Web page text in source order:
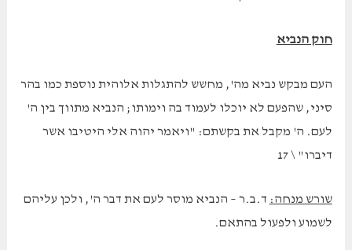
חוק הנביא
העם מבקש נביא מה', מחשש להתגלות אלוהית נוספת כמו בהר
סיני, שהפעם לא יוכלו לעמוד בה וימותו; הנביא מתווך בין ה'
לעם. ה' מקבל את בקשתם: "ויאמר יהוה אלי היטיבו אשר
דיברו" \ 17
שורש מנחה: ד.ב.ר – הנביא מוסר לעם את דבר ה', ולכן עליהם
לשמוע ולפעול בהתאם.